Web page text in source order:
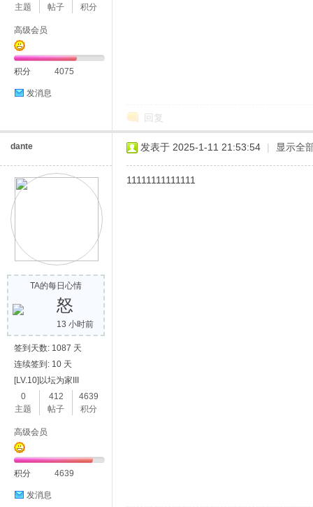
主题
帖子
积分
高级会员
积分 4075
发消息
回复
dante
TA的每日心情
怒
13 小时前
签到天数: 1087 天
连续签到: 10 天
[LV.10]以坛为家III
0
主题
412
帖子
4639
积分
高级会员
积分 4639
发消息
发表于 2025-1-11 21:53:54 | 显示全
11111111111111